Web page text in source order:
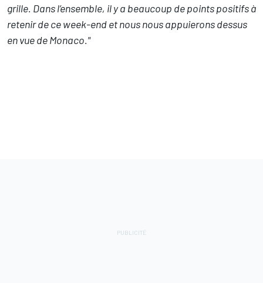
grille. Dans l’ensemble, il y a beaucoup de points positifs à
retenir de ce week-end et nous nous appuierons dessus
en vue de Monaco."